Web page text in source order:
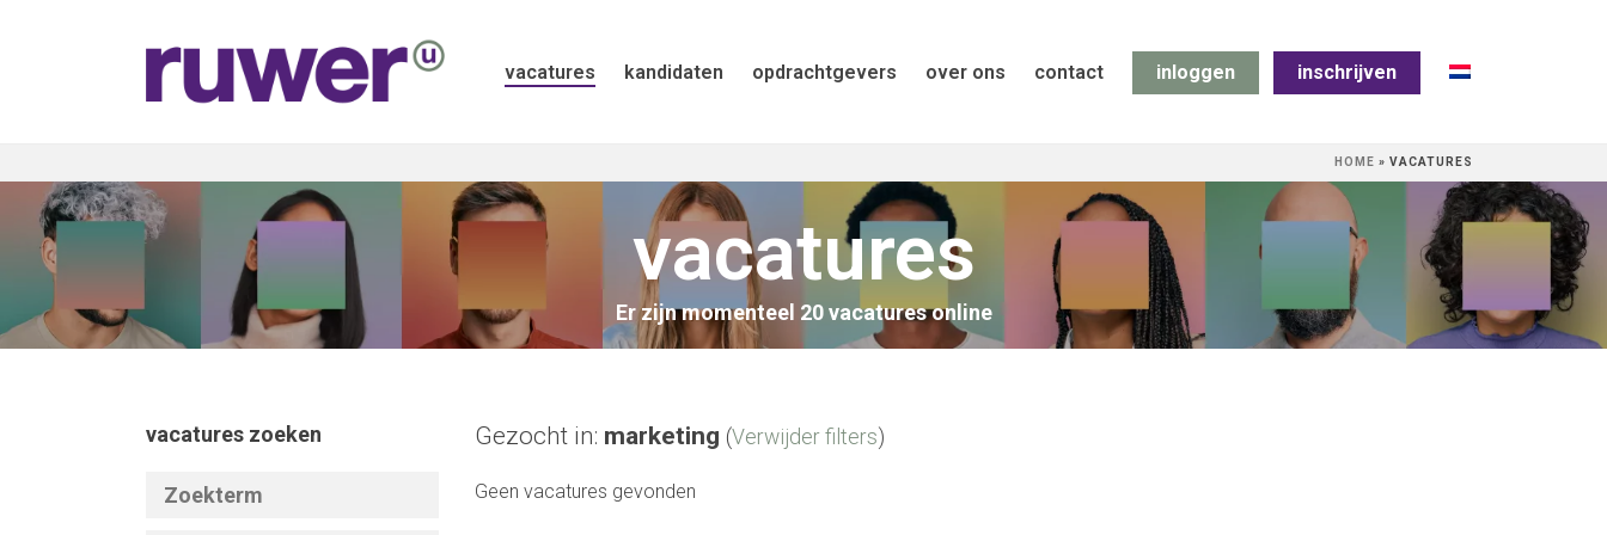
vacatures kandidaten opdrachtgevers over ons contact inloggen inschrijven
HOME » VACATURES
vacatures
Er zijn momenteel 20 vacatures online
vacatures zoeken Gezocht in: marketing (Verwijder filters)
Geen vacatures gevonden